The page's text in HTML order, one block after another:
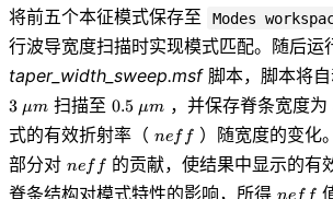
将前五个本征模式保存至
Modes
行波导宽度扫描时实现模式匹配。随后运
taper_width_sweep.msf脚本，脚本将
3 μm 扫描至 0.5\
\mu
m
0.5 μm ，并保存脊条宽度为
式的有效折射率（ neff
ne f f ）随宽度的变化
部分对 neff
ne f f 的贡献，使结果中显示的有
脊条结构对模式特性的影响，所得 neff